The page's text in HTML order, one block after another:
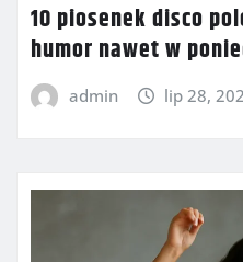
10 piosenek disco
humor nawet w
admin lip 28,